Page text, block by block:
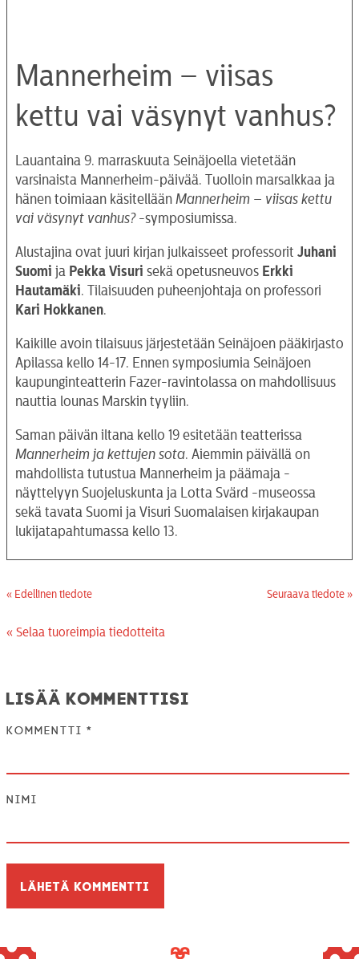
Mannerheim – viisas
kettu vai väsynyt vanhus?
Lauantaina 9. marraskuuta Seinäjoella vietetään
varsinaista Mannerheim-päivää. Tuolloin marsalkkaa ja
hänen toimiaan käsitellään Mannerheim – viisas kettu
vai väsynyt vanhus?-symposiumissa.
Alustajina ovat juuri kirjan julkaisseet professorit Juhani
Suomi ja Pekka Visuri sekä opetusneuvos Erkki
Hautamäki . Tilaisuuden puheenjohtaja on professori
Kari Hokkanen
Kaikille avoin tilaisuus järjestetään Seinäjoen pääkirjasto
Apilassa kello 14-17. Ennen symposiumia Seinäjoen
kaupunginteatterin Fazer-ravintolassa on mahdollisuus
nauttia lounas Marskin tyyliin.
Saman päivän iltana kello 19 esitetään teatterissa
Mannerheim ja kettujen sota . Aiemmin päivällä on
mahdollista tutustua Mannerheim ja päämaja -
näyttelyyn Suojeluskunta ja Lotta Svärd -museossa
sekä tavata Suomi ja Visuri Suomalaisen kirjakaupan
lukijatapahtumassa kello 13.
« Edellinen tiedote Seuraava tiedote »
« Selaa tuoreimpia tiedotteita
Lisää kommenttisi
Kommentti *
Nimi